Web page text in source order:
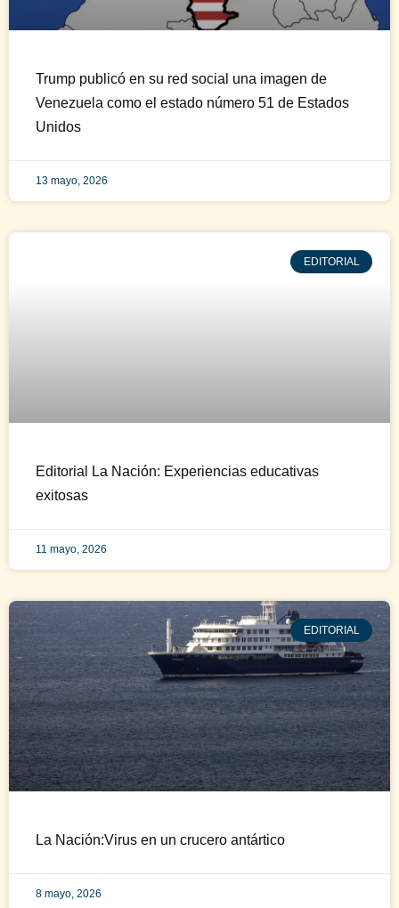
Trump publicó en su red social una imagen de
Venezuela como el estado número 51 de Estados
Unidos
13 mayo, 2026
EDITORIAL
Editorial La Nación: Experiencias educativas
exitosas
11 mayo, 2026
EDITORIAL
La Nación:Virus en un crucero antártico
8 mayo, 2026